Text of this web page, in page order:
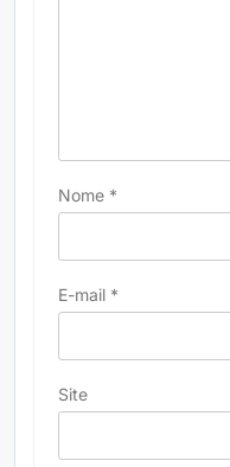
Nome *
E-mail *
Site